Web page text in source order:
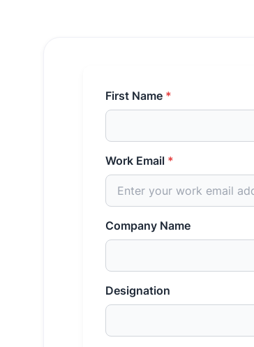
First Name *
Work Email *
Company Name
Designation